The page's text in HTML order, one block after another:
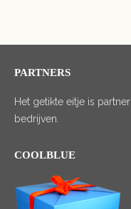
PARTNERS
Het getikte eitje is
bedrijven.
COOLBLUE